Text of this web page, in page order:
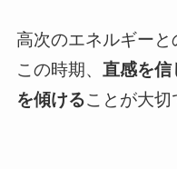
高次のエネルギー
この時期、 直感を信
を傾けることが大切